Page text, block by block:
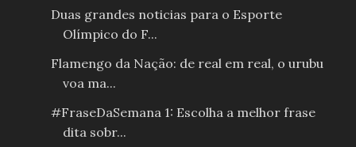
Duas grandes noticias para o Esporte
Olímpico do F...
Flamengo da Nação: de real em real, o urubu
voa ma...
#FraseDaSemana 1: Escolha a melhor frase
dita sobr...